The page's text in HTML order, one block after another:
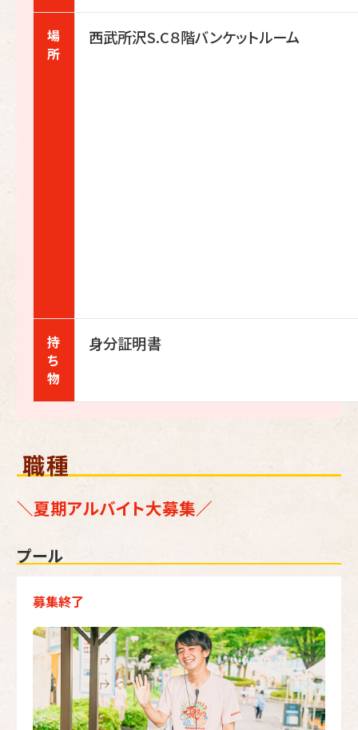
場
所
西武所沢S.C８階バンケットルーム
持
ち
物
身分証明書
職種
＼夏期アルバイト大募集／
プール
募集終了